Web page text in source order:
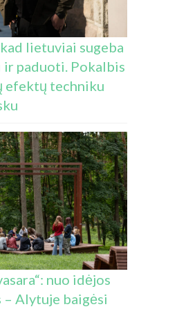
lietuviai sugeba
paduoti. Pokalbis
efektų techniku
nuo idėjos
Alytuje baigėsi